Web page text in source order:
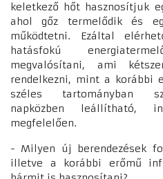
keletkező hőt hasznosítjuk
ahol gőz termelődik és
működtetni. Ezáltal
hatásfokú
megvalósítani, ami
rendelkezni, mint a korábbi
széles tartományban
napközben leállítható,
megfelelően.
- Milyen új berendezések
illetve a korábbi erőmű